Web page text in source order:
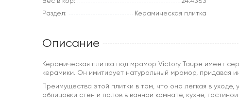
Раздел:
Керамическая плитка
Описание
Керамическая плитка под мрамор Victory Taupe имеет
керамики. Он имитирует натуральный мрамор, придавая
Преимущества этой плитки в том, что она легкая в
облицовки стен и полов в ванной комнате, кухне,